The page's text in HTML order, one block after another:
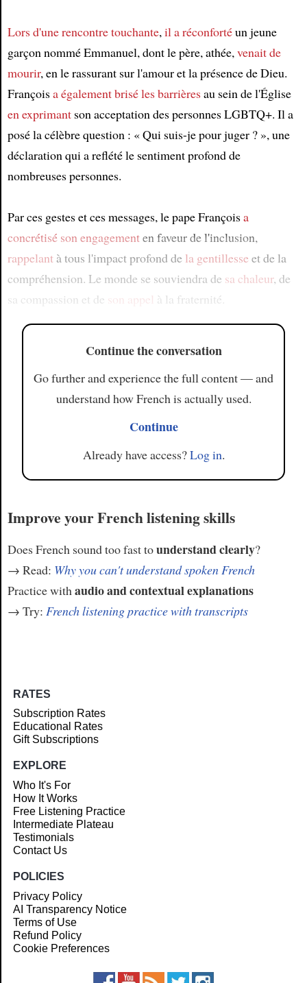
Article
Lors d'une rencontre touchante, il a réconfortéun jeune
garçon nommé Emmanuel, dont le père, athée, venait de
mourir, en le rassurant sur l'amour et la présence de Dieu.
Françoisa également brisé les barrièresau sein de l'Église
en exprimantson acceptation des personnes LGBTQ+. Il a
posé la célèbre question : « Qui suis-je pour juger ? », une
déclaration qui a reflété le sentiment profond de
nombreuses personnes.
Par ces gestes et ces messages, le pape Françoisa
concrétisé son engagementen faveur de l'inclusion,
rappelantà tous l'impact profond de la gentillesseet de la
compréhension. Le monde se souviendra de sa chaleur, de
sa compassion et de
son appel à la fraternité.
Continue the conversation
Go further and experience the full content — and
understand how French is actually used.
Continue
Already have access?Log in.
Improve your French listening skills
Does French sound too fast tounderstand clearly?
→ Read: Why you can't understand spoken French
Practice withaudio and contextual explanations
→ Try: French listening practice with transcripts
RATES
Subscription Rates
Educational Rates
Gift Subscriptions
EXPLORE
Who It's For
How It Works
Free Listening Practice
Intermediate Plateau
Testimonials
Contact Us
POLICIES
Privacy Policy
AI Transparency Notice
Terms of Use
Refund Policy
Cookie Preferences